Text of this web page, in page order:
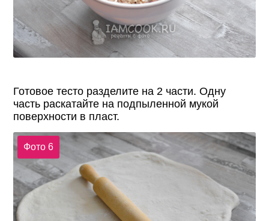
Готовое тесто разделите на 2 части. Одну
часть раскатайте на подпыленной мукой
поверхности в пласт.
Фото 6